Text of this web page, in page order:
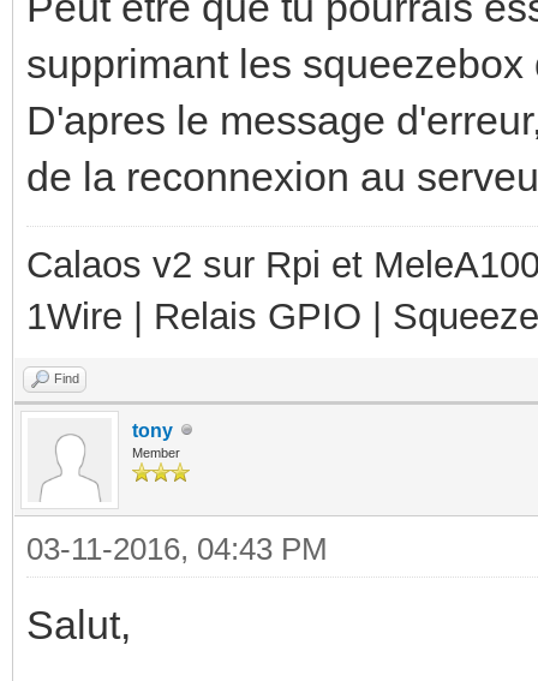
er*)() Main
Connection closed !
Feb 21 03:40:17 n450
zebox.cpp:258 void
er*)() Tryin
g to reconnect...
Feb 21 03:40:17 n450
ERR<246>:ecore
c_fail()
Feb 21 03:40:17
ECORE ERROR: Ecore
supprimant les squeezebox
D'apres le message
de la reconnexion au
Calaos v2 sur Rpi et
1Wire | Relais GPIO |
Find
tony
Member
03-11-2016, 04:43 PM
Salut,